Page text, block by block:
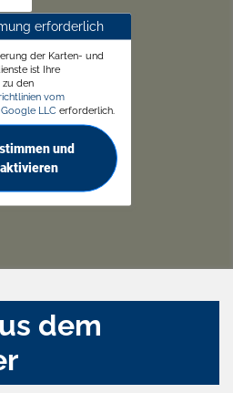
erforderlich
der Karten- und
ist Ihre
den
vom
LLC erforderlich.
und
aktivieren
dem